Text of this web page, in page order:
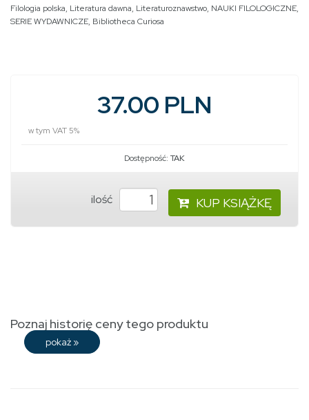
Filologia polska, Literatura dawna, Literaturoznawstwo, NAUKI FILOLOGICZNE,
SERIE WYDAWNICZE, Bibliotheca Curiosa
37.00 PLN
w tym VAT 5%
Dostępność: TAK
ilość KUP KSIĄŻKĘ
Poznaj historię ceny tego produktu
pokaż »